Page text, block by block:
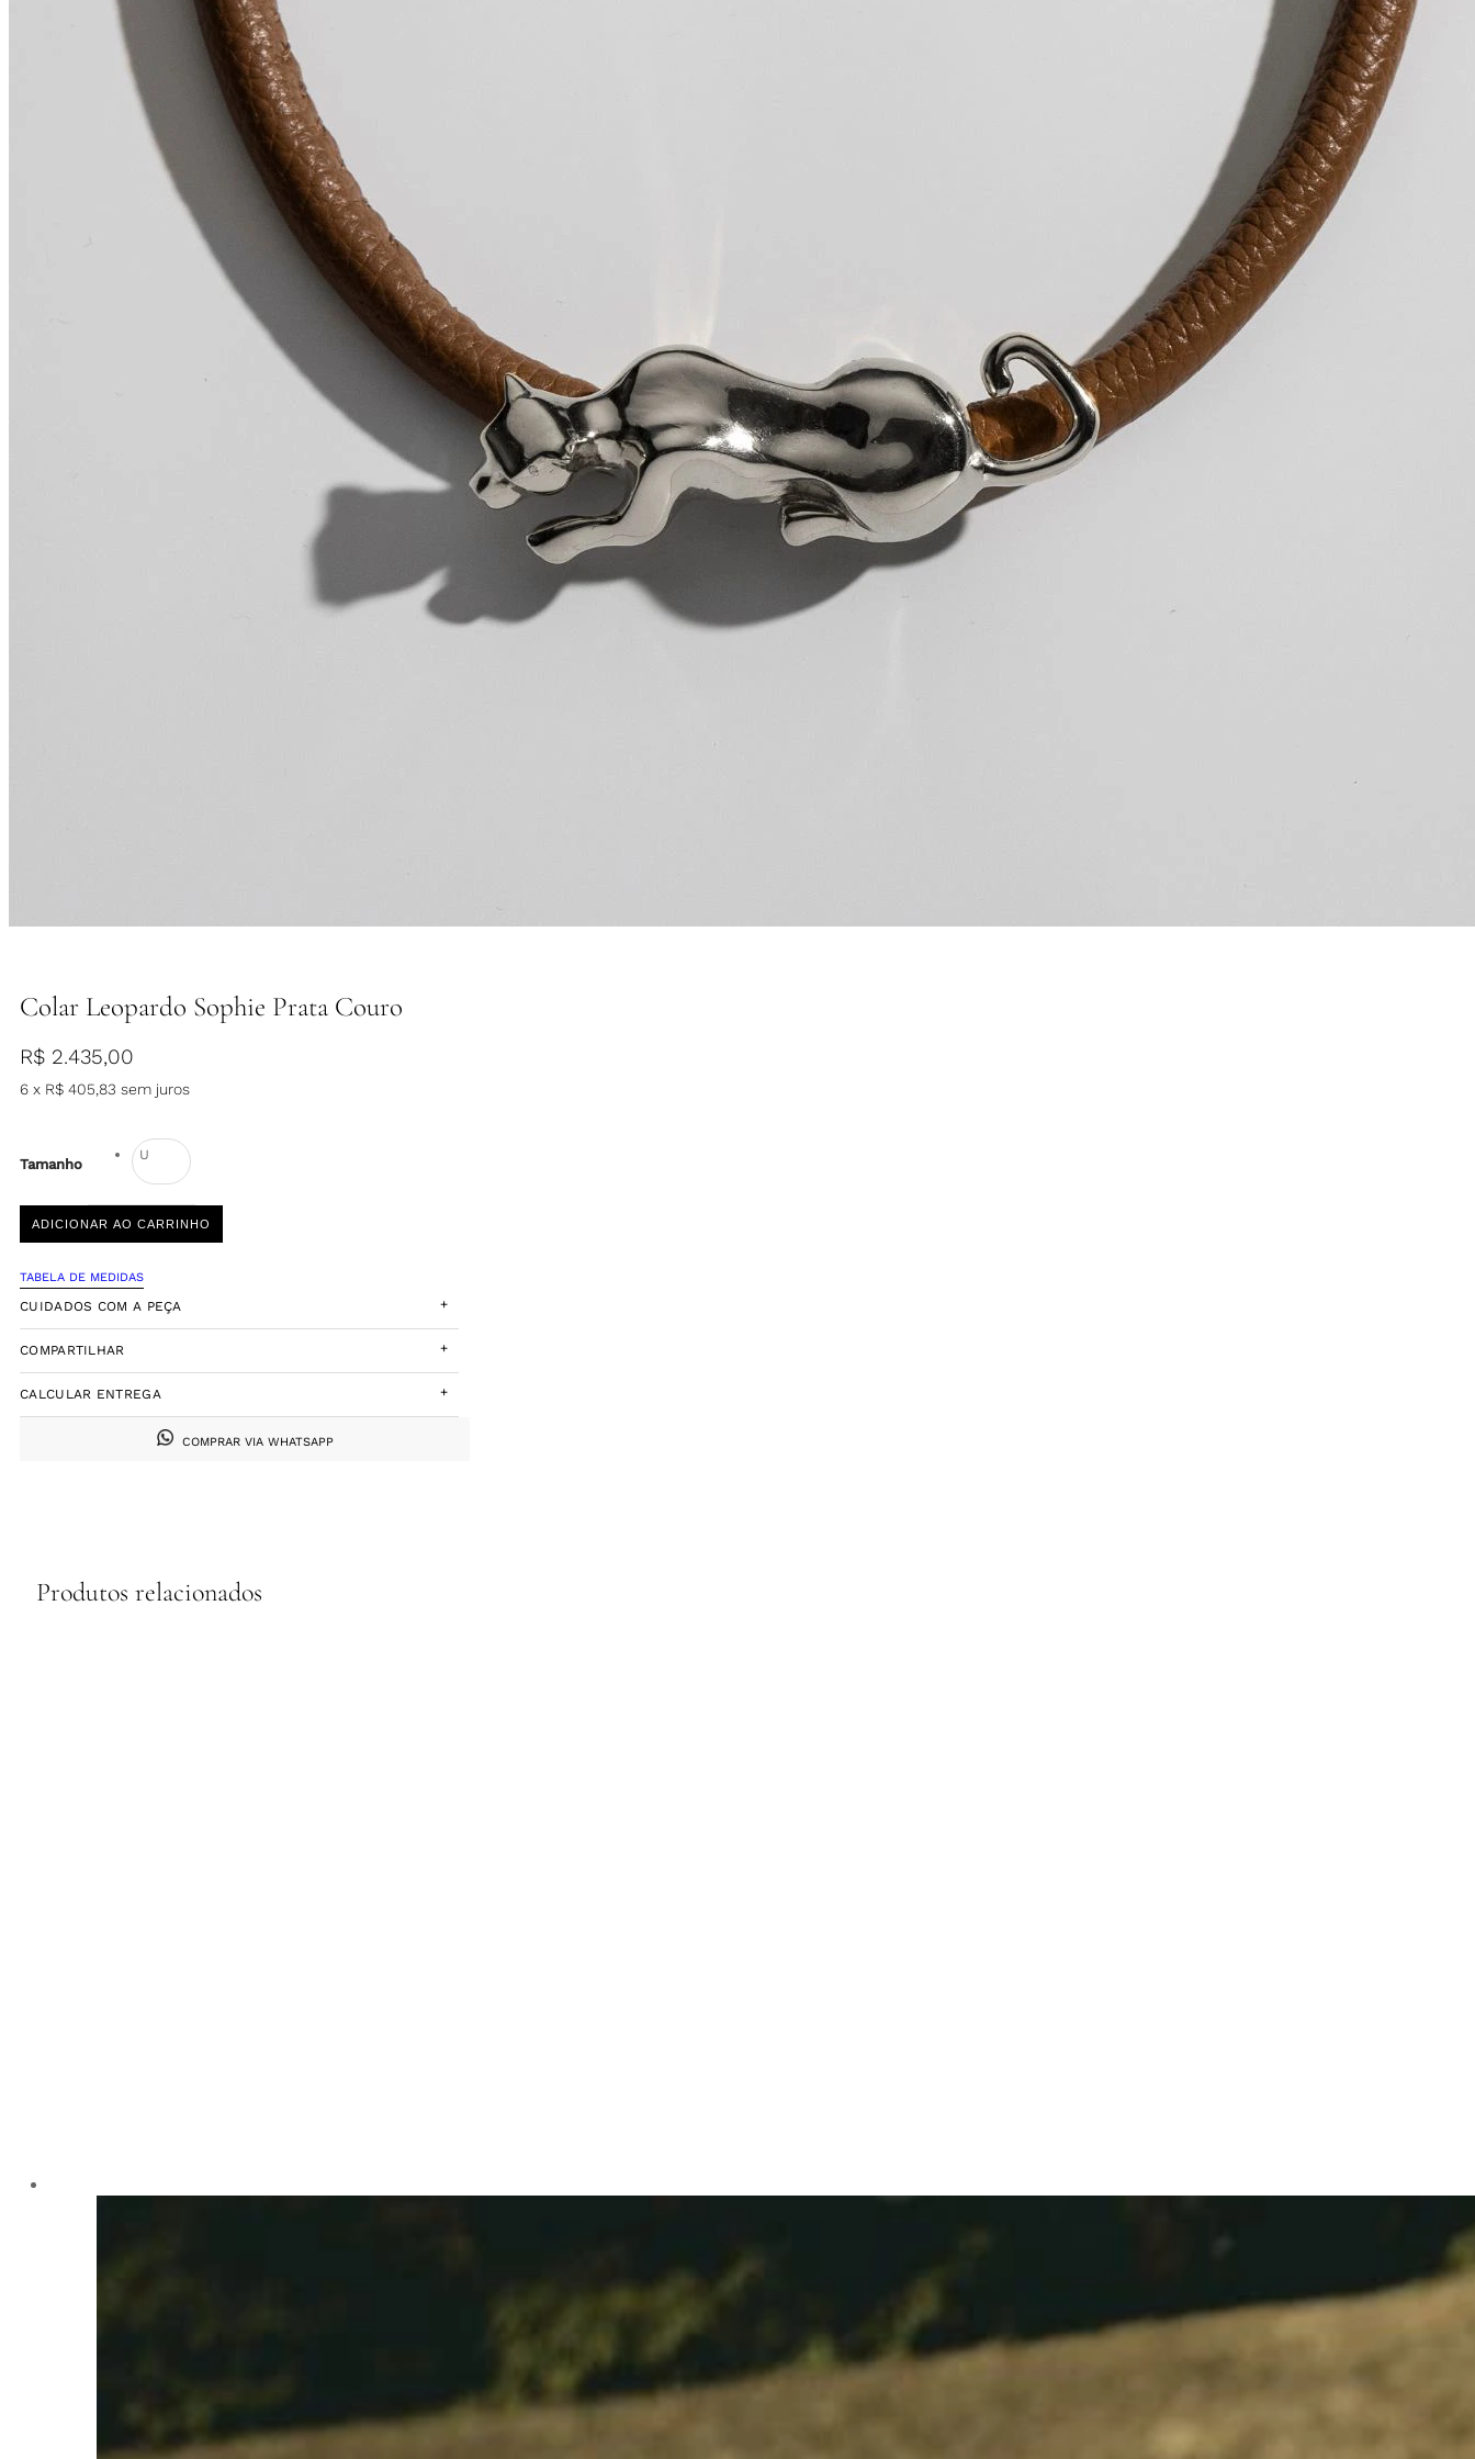
Colar Leopardo Sophie Prata Couro
R$ 2.435,00
6 x R$ 405,83 sem juros
Tamanho
U
ADICIONAR AO CARRINHO
TABELA DE MEDIDAS
CUIDADOS COM A PEÇA +
COMPARTILHAR +
CALCULAR ENTREGA +
COMPRAR VIA WHATSAPP
Produtos relacionados